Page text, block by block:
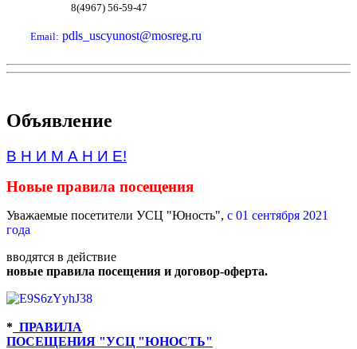
8(4967) 56-59-47
Email: pdls_uscyunost@mosreg.ru
Объявление
В Н И М А Н И Е!
Новые правила посещения
Уважаемые посетители УСЦ "Юность", с 01 сентября 2021
года
вводятся в действие
новые правила посещения и договор-оферта.
* ПРАВИЛА
ПОСЕЩЕНИЯ "УСЦ "ЮНОСТЬ"